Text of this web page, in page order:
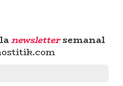
newslettersemanal